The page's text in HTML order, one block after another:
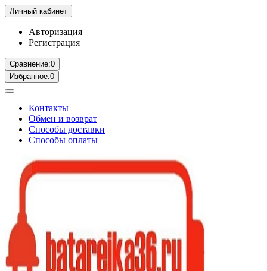
Личный кабинет
Авторизация
Регистрация
Сравнение:0
Избранное:0
Контакты
Обмен и возврат
Способы доставки
Способы оплаты